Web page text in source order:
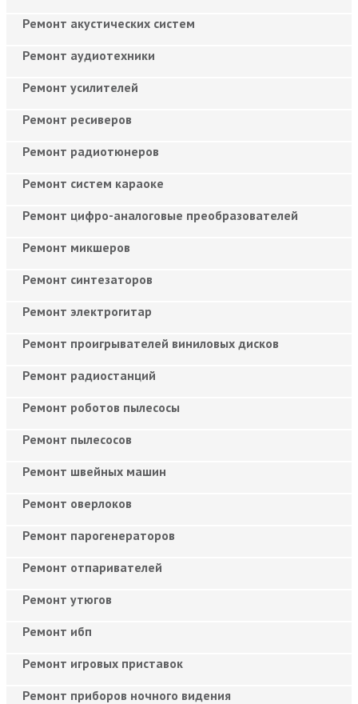
Ремонт акустических систем
Ремонт аудиотехники
Ремонт усилителей
Ремонт ресиверов
Ремонт радиотюнеров
Ремонт систем караоке
Ремонт цифро-аналоговые преобразователей
Ремонт микшеров
Ремонт синтезаторов
Ремонт электрогитар
Ремонт проигрывателей виниловых дисков
Ремонт радиостанций
Ремонт роботов пылесосы
Ремонт пылесосов
Ремонт швейных машин
Ремонт оверлоков
Ремонт парогенераторов
Ремонт отпаривателей
Ремонт утюгов
Ремонт ибп
Ремонт игровых приставок
Ремонт приборов ночного видения